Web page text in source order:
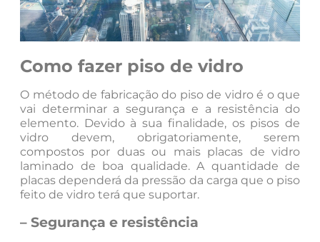
Como fazer piso de vidro
O método de fabricação do piso de vidro é o que
vai determinar a segurança e a resistência do
elemento. Devido à sua finalidade, os pisos de
vidro devem, obrigatoriamente, serem
compostos por duas ou mais placas de vidro
laminado de boa qualidade. A quantidade de
placas dependerá da pressão da carga que o piso
feito de vidro terá que suportar.
– Segurança e resistência